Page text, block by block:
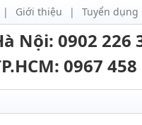
Giới thiệu Tuyển dụng
Nội: 0902 226
0967 458